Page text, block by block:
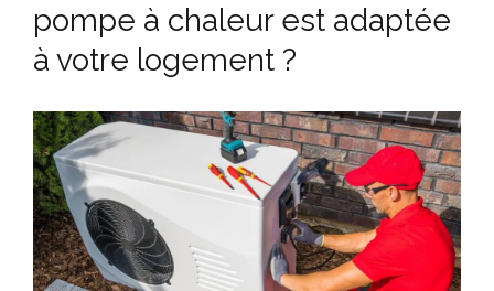
pompe à chaleur est adaptée
à votre logement ?